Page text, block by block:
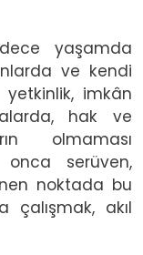
yaşamda
ve kendi
imkân
hak ve
olmaması
serüven,
noktada bu
çalışmak, akıl